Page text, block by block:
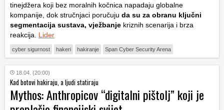
tinejdžera koji bez moralnih kočnica napadaju globalne
kompanije, dok stručnjaci poručuju da su za obranu ključni
segmentacija sustava, vježbanje kriznih scenarija i brza
reakcija. Lider
cyber sigurnost hakeri hakiranje Span Cyber Security Arena
18.04. (20:00)
Kad botovi hakiraju, a ljudi statiraju
Mythos: Anthropicov “digitalni pištolj” koji je